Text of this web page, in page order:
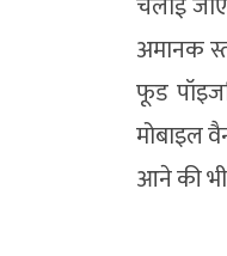
अमानक
फूड
मोबाइल
आने की